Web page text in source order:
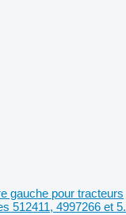
gauche pour tracteurs
512411, 4997266 et 5.